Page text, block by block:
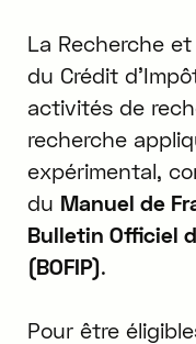
La Recherche
du Crédit
activités de
recherche
expérimental,
du Manuel de
Bulletin Officiel
(BOFIP).
Pour être